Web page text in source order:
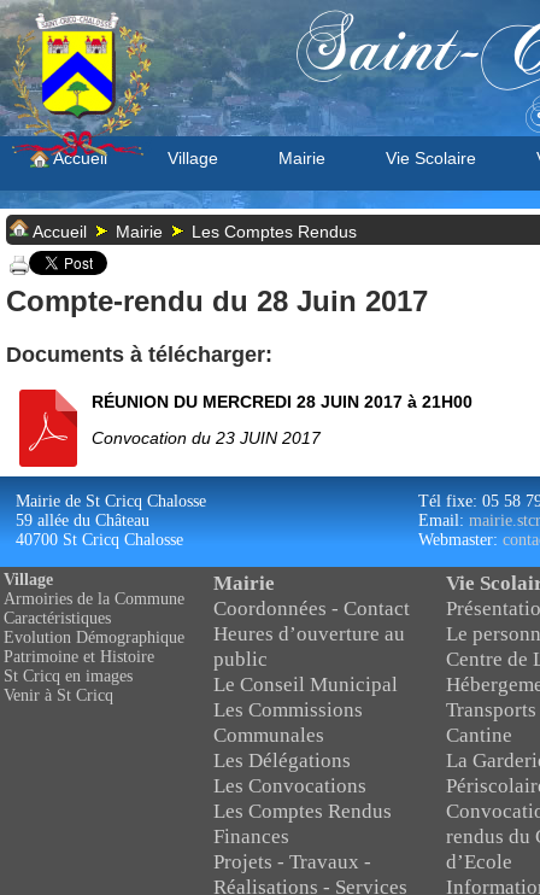
Saint-
Accueil Village Mairie Vie Scolaire
Accueil Mairie Les Comptes Rendus
Compte-rendu du 28 Juin 2017
Documents à télécharger:
RÉUNION DU MERCREDI 28 JUIN 2017 à 21H00
Convocation du 23 JUIN 2017
Mairie de St Cricq Chalosse
59 allée du Château
40700 St Cricq Chalosse
Tél fixe: 05 58
Email:
Webmaster:
Village
Armoiries de la Commune
Caractéristiques
Evolution Démographique
Patrimoine et Histoire
St Cricq en images
Venir à St Cricq
Mairie
Coordonnées - Contact
Heures d’ouverture au
public
Le Conseil Municipal
Les Commissions
Communales
Les Délégations
Les Convocations
Les Comptes Rendus
Finances
Projets - Travaux -
Réalisations - Services
Vie
Le
Centre de
Cantine
La
rendus du
d’Ecole